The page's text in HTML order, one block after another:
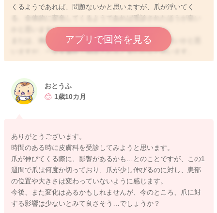
くるようであれば、問題ないかと思いますが、爪が浮いてく
る、全体的に変色してくるようであれば受診されたほうが良い
かと思います。
または、痛みはないようなので、今は様子をみても良いかと思
いますが、一度皮膚科で相談されると安心かなと思います。
よろしくお願いします。
アプリで回答を見る
おとうふ
1歳10カ月
ありがとうございます。
時間のある時に皮膚科を受診してみようと思います。
爪が伸びてくる際に、影響があるかも…とのことですが、この1
週間で爪は何度か切っており、爪が少し伸びるのに対し、患部
の位置や大きさは変わっていないように感じます。
今後、また変化はあるかもしれませんが、今のところ、爪に対
する影響は少ないとみて良さそう…でしょうか？